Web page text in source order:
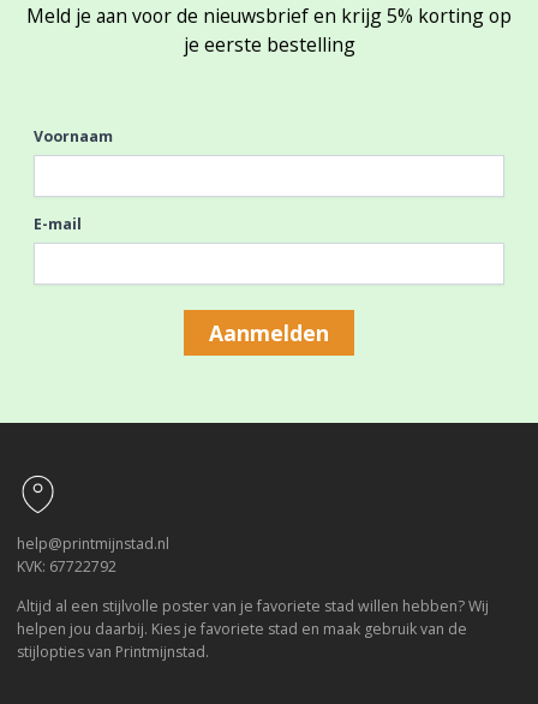
Meld je aan voor de nieuwsbrief en krijg 5% korting op
je eerste bestelling
Voornaam
E-mail
Aanmelden
help@printmijnstad.nl
KVK: 67722792
Altijd al een stijlvolle poster van je favoriete stad willen hebben? Wij
helpen jou daarbij. Kies je favoriete stad en maak gebruik van de
stijlopties van Printmijnstad.